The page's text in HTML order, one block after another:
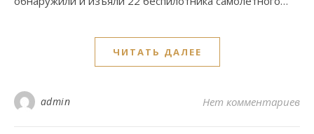
ЧИТАТЬ ДАЛЕЕ
admin Нет комментариев